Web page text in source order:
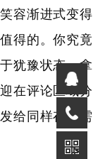
容渐进式变得
得的。你究竟
犹豫状态，拿
在评论区域分
给同样存在需